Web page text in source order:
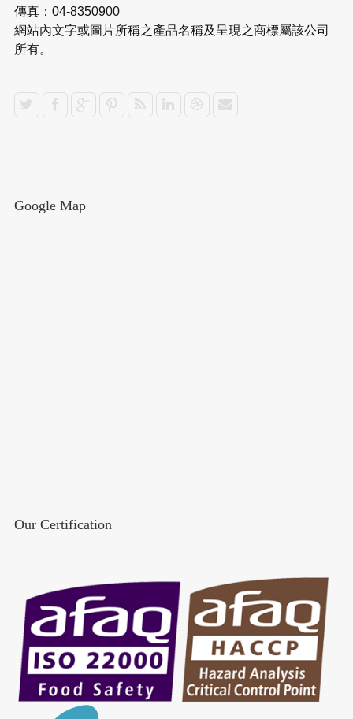
傳真：04-8350900
網站內文字或圖片所稱之產品名稱及呈現之商標屬該公司
所有。
Google Map
Our Certification